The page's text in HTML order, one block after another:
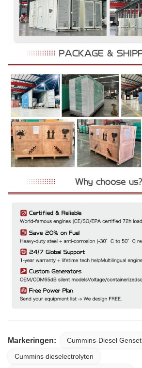
Markeringen: Cummins-Diesel Genset
Cummins dieselectrolyten